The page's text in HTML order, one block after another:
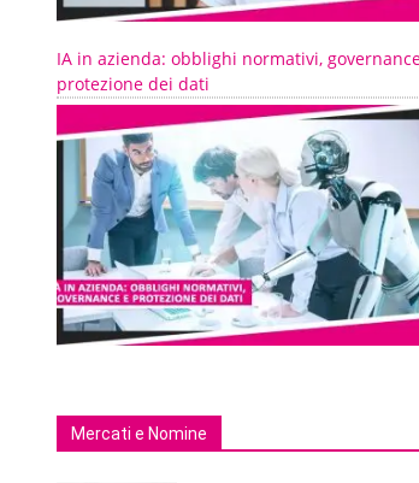
IA in azienda: obblighi normativi,
protezione dei dati
Mercati e Nomine